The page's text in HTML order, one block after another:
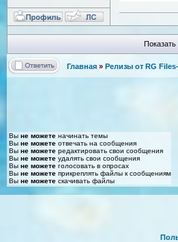
Главная » Релизы от RG
Вы не можете начинать темы
Вы не можете отвечать на сообщения
Вы не можете редактировать свои сообщения
Вы не можете удалять свои сообщения
Вы не можете голосовать в опросах
Вы не можете прикреплять файлы к сообщениям
Вы не можете скачивать файлы